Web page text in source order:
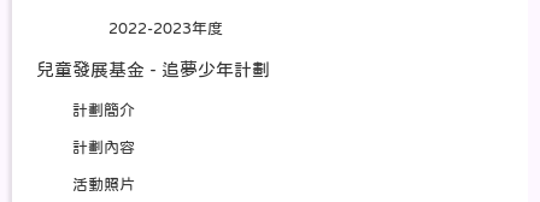
2022-2023年度
兒童發展基金 - 追夢少年計劃
計劃簡介
計劃內容
活動照片